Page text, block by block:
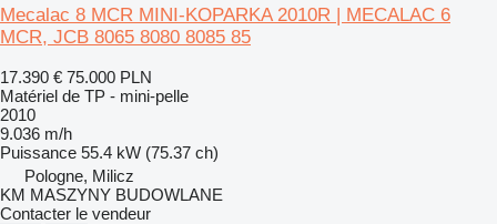
Mecalac 8 MCR MINI-KOPARKA 2010R | MECALAC 6
MCR, JCB 8065 8080 8085 85
17.390 € 75.000 PLN
Matériel de TP - mini-pelle
2010
9.036 m/h
Puissance 55.4 kW (75.37 ch)
Pologne, Milicz
KM MASZYNY BUDOWLANE
Contacter le vendeur